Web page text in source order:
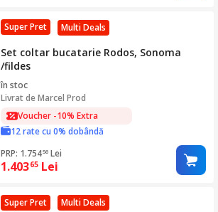
Multi Deals
Super Pret
Set coltar bucatarie Rodos, Sonoma
/fildes
în stoc
Livrat deMarcel Prod
Voucher -10% Extra
12 rate cu 0% dobândă
PRP: 1.75456 Lei
1.40365 Lei
Multi Deals
Super Pret